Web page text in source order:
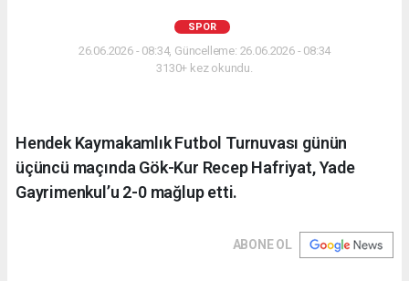
SPOR
26.06.2026 - 08:34, Güncelleme: 26.06.2026 - 08:34
3130+ kez okundu.
Hendek Kaymakamlık Futbol Turnuvası günün
üçüncü maçında Gök-Kur Recep Hafriyat, Yade
Gayrimenkul’u 2-0 mağlup etti.
ABONE OL